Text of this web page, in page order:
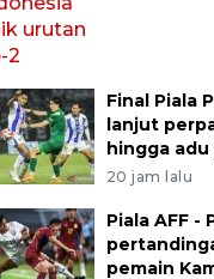
Final Piala
lanjut
hingga
20 jam lalu
Piala AFF -
pemain